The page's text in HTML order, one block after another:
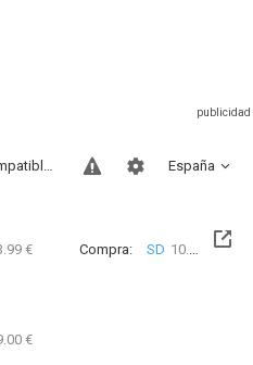
España
Sitios compatibles
€ Compra: SD 10.99 €
€